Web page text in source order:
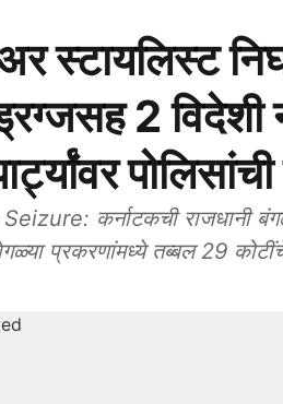
स्टायलिस्ट
2
कर्नाटकची राजधानी
प्रकरणांमध्ये तब्बल 29